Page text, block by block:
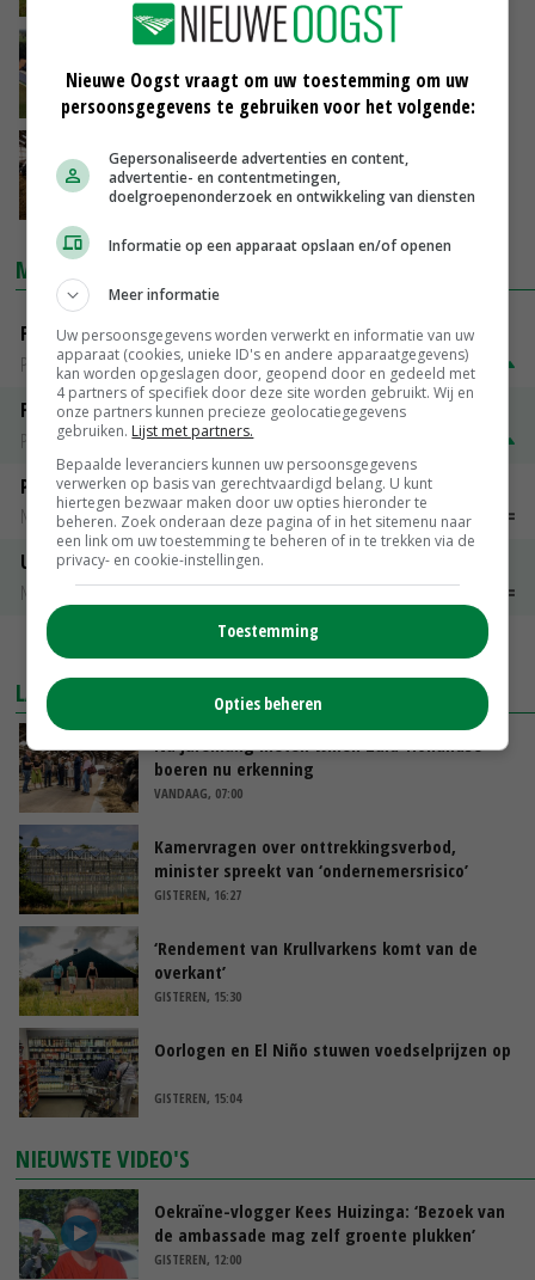
Boer steeds vaker energieproducent
11-12-2020
Herstel melkveehouders noorden beter dan
zuiden
30-11-2019
MARKTPRIJZEN
Fontane
PotatoNL
€ 15,00~ € 23,00
Fritesgeschikt NL Du Be
PotatoNL
Peen
Noteringen
€ 26,00~
€ 33,00
Uien Middenmeer Geel 30-60% grof
Noteringen
€ 0,00~ € 0,00
LAATSTE NIEUWS
Na jarenlang meten willen Zuid-Hollandse
boeren nu erkenning
VANDAAG, 07:00
Kamervragen over onttrekkingsverbod,
minister spreekt van ‘ondernemersrisico’
GISTEREN, 16:27
‘Rendement van Krullvarkens komt van de
overkant’
GISTEREN, 15:30
Oorlogen en El Niño stuwen voedselprijzen op
GISTEREN, 15:04
NIEUWSTE VIDEO'S
Oekraïne-vlogger Kees Huizinga: ‘Bezoek van
de ambassade mag zelf groente plukken’
GISTEREN, 12:00
Nieuwe Oogst vraagt om uw toestemming om uw
persoonsgegevens te gebruiken voor het volgende:
Gepersonaliseerde advertenties en content,
advertentie- en contentmetingen,
doelgroepenonderzoek en ontwikkeling van diensten
Informatie op een apparaat opslaan en/of openen
Meer informatie
Uw persoonsgegevens worden verwerkt en informatie van uw
apparaat (cookies, unieke ID's en andere apparaatgegevens)
kan worden opgeslagen door, geopend door en gedeeld met
4 partners of specifiek door deze site worden gebruikt. Wij en
onze partners kunnen precieze geolocatiegegevens
gebruiken. Lijst met partners.
Bepaalde leveranciers kunnen uw persoonsgegevens
verwerken op basis van gerechtvaardigd belang. U kunt
hiertegen bezwaar maken door uw opties hieronder te
beheren. Zoek onderaan deze pagina of in het sitemenu naar
een link om uw toestemming te beheren of in te trekken via de
privacy- en cookie-instellingen.
Toestemming
Opties beheren